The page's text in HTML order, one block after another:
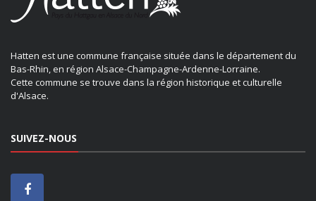
Hatten est une commune française située dans le département du
Bas-Rhin, en région Alsace-Champagne-Ardenne-Lorraine.
Cette commune se trouve dans la région historique et culturelle
d'Alsace.
SUIVEZ-NOUS